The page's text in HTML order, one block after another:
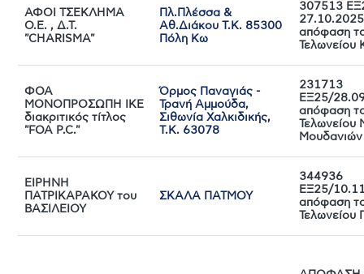
ΑΦΟΙ ΤΣΕΚΛΗΜΑ
Ο.Ε. , Δ.Τ.
"CHARISMA"
Πλ.Πλέσσα &
Αθ.Διάκου Τ.Κ. 85300
Πόλη Κω
307513
27.10.2025
απόφαση
Τελωνείου
ΦΟΑ
ΜΟΝΟΠΡΟΣΩΠΗ ΙΚΕ
διακριτικός τίτλος
"FOA P.C."
Όρμος Παναγιάς -
Τρανή Αμμούδα,
Σιθωνία Χαλκιδικής,
Τ.Κ. 63078
231713
ΕΞ25/
απόφαση
Τελωνείου
Μουδανιών
ΕΙΡΗΝΗ
ΠΑΤΡΙΚΑΡΑΚΟΥ του
ΒΑΣΙΛΕΙΟΥ
ΣΚΑΛΑ ΠΑΤΜΟΥ
344936
ΕΞ25/
απόφαση
Τελωνείου